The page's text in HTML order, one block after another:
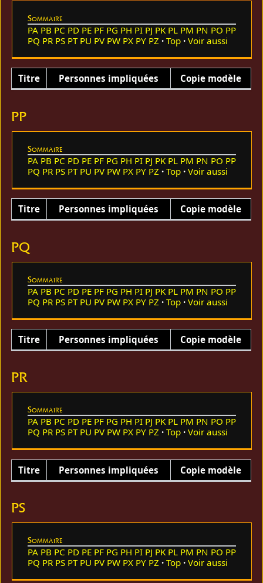
Sommaire
PA PB PC PD PE PF PG PH PI PJ PK PL PM PN PO PP
PQ PR PS PT PU PV PW PX PY PZ Top Voir aussi
Titre Personnes impliquées Copie modèle
PP
Sommaire
PA PB PC PD PE PF PG PH PI PJ PK PL PM PN PO PP
PQ PR PS PT PU PV PW PX PY PZ Top Voir aussi
Titre Personnes impliquées Copie modèle
PQ
Sommaire
PA PB PC PD PE PF PG PH PI PJ PK PL PM PN PO PP
PQ PR PS PT PU PV PW PX PY PZ Top Voir aussi
Titre Personnes impliquées Copie modèle
PR
Sommaire
PA PB PC PD PE PF PG PH PI PJ PK PL PM PN PO PP
PQ PR PS PT PU PV PW PX PY PZ Top Voir aussi
Titre Personnes impliquées Copie modèle
PS
Sommaire
PA PB PC PD PE PF PG PH PI PJ PK PL PM PN PO PP
PQ PR PS PT PU PV PW PX PY PZ Top Voir aussi